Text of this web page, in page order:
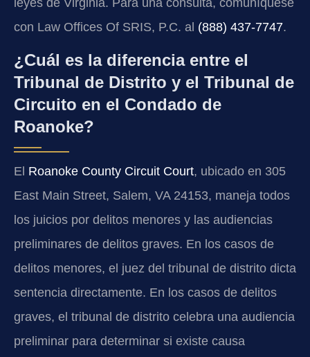
con Law Offices Of SRIS, P.C. al (888) 437-7747.
¿Cuál es la diferencia entre el
Tribunal de Distrito y el Tribunal de
Circuito en el Condado de
Roanoke?
El Roanoke County Circuit Court, ubicado en 305
East Main Street, Salem, VA 24153, maneja todos
los juicios por delitos menores y las audiencias
preliminares de delitos graves. En los casos de
delitos menores, el juez del tribunal de distrito dicta
sentencia directamente. En los casos de delitos
graves, el tribunal de distrito celebra una audiencia
preliminar para determinar si existe causa